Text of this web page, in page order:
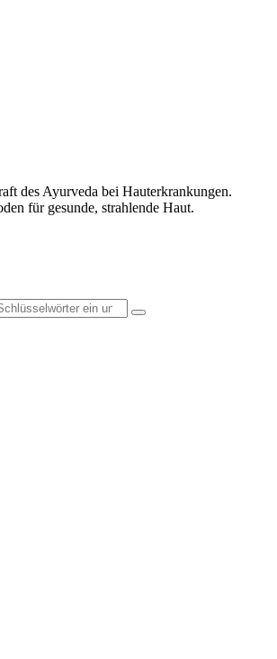
des Ayurveda bei Hauterkrankungen.
für gesunde, strahlende Haut.